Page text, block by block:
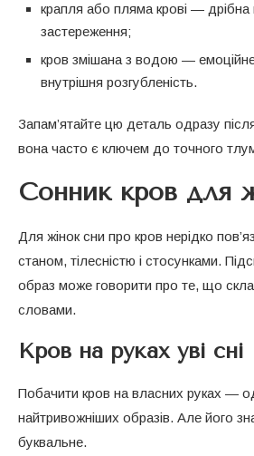
крапля або пляма крові — дрібна
застереження;
кров змішана з водою —
внутрішня розгубленість.
Запам’ятайте цю деталь одразу
вона часто є ключем до точного
Сонник кров для
Для жінок сни про кров нерідко
станом, тілесністю і стосунками.
образ може говорити про те, що
словами.
Кров на руках уві сні
Побачити кров на власних руках —
найтривожніших образів. Але його
буквальне.